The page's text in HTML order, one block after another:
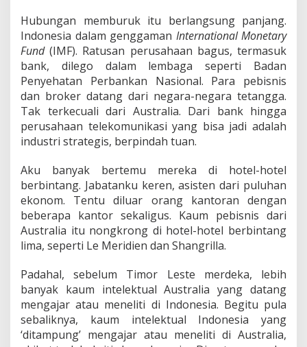
Hubungan memburuk itu berlangsung panjang.
Indonesia dalam genggaman International Monetary
Fund(IMF). Ratusan perusahaan bagus, termasuk
bank, dilego dalam lembaga seperti Badan
Penyehatan Perbankan Nasional. Para pebisnis
dan broker datang dari negara-negara tetangga.
Tak terkecuali dari Australia. Dari bank hingga
perusahaan telekomunikasi yang bisa jadi adalah
industri strategis, berpindah tuan.
Aku banyak bertemu mereka di hotel-hotel
berbintang. Jabatanku keren, asisten dari puluhan
ekonom. Tentu diluar orang kantoran dengan
beberapa kantor sekaligus. Kaum pebisnis dari
Australia itu nongkrong di hotel-hotel berbintang
lima, seperti Le Meridien dan Shangrilla.
Padahal, sebelum Timor Leste merdeka, lebih
banyak kaum intelektual Australia yang datang
mengajar atau meneliti di Indonesia. Begitu pula
sebaliknya, kaum intelektual Indonesia yang
‘ditampung’ mengajar atau meneliti di Australia,